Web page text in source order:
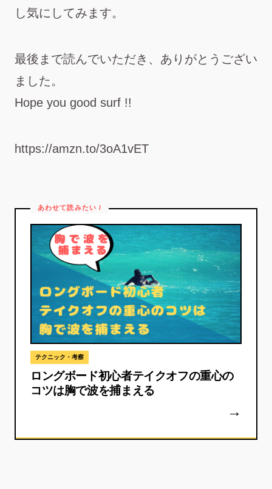
し気にしてみます。
最後まで読んでいただき、ありがとうござい
ました。
Hope you good surf !!
https://amzn.to/3oA1vET
テクニック・考察
ロングボード初心者テイクオフの重心の
コツは胸で波を捕まえる